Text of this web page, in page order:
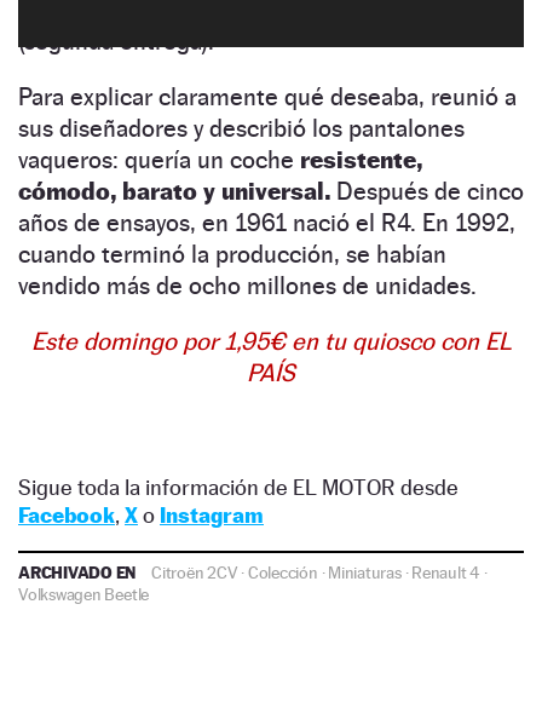
(segunda entrega).
Para explicar claramente qué deseaba, reunió a
sus diseñadores y describió los pantalones
vaqueros: quería un coche resistente,
cómodo, barato y universal. Después de cinco
años de ensayos, en 1961 nació el R4. En 1992,
cuando terminó la producción, se habían
vendido más de ocho millones de unidades.
Este domingo por 1,95€ en tu quiosco con EL
PAÍS
Sigue toda la información de EL MOTOR desde
Facebook, Xo Instagram
ARCHIVADO EN Citroën 2CV ·Colección ·Miniaturas·Renault 4 ·
Volkswagen Beetle